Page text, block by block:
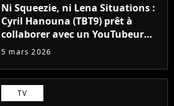
Ni Squeezie, ni Lena Situations :
Cyril Hanouna (TBT9) prêt à
collaborer avec un YouTubeur
pour un projet qui fera des
5 mars 2026
TV